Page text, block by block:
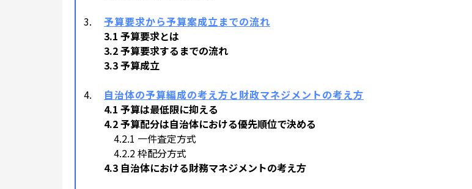
予算要求から予算案成立までの流れ
3.1 予算要求とは
3.2 予算要求するまでの流れ
3.3 予算成立
自治体の予算編成の考え方と財政マネジメントの考え方
4.1 予算は最低限に抑える
4.2 予算配分は自治体における優先順位で決める
4.2.1 一件査定方式
4.2.2 枠配分方式
4.3 自治体における財務マネジメントの考え方